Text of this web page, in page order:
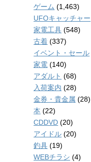
ゲーム (1,463)
UFOキャッチャー
家電工具 (548)
古着 (337)
イベント・セール
家電 (140)
アダルト (68)
入荷案内 (28)
金券・貴金属 (28)
本 (22)
CDDVD (20)
アイドル (20)
釣具 (19)
WEBチラシ (4)